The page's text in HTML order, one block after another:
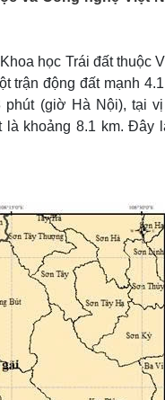
- Điện ảnh
học Trái đất thuộc
trận động đất mạnh
(giờ Hà Nội), tại
khoảng 8.1 km. Đây